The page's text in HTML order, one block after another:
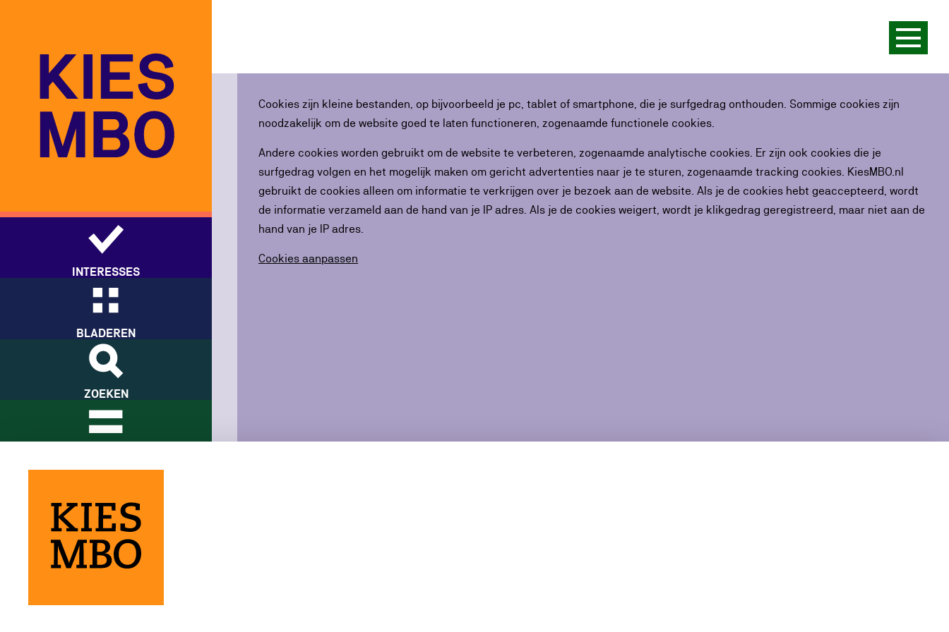
INTERESSES
BLADEREN
ZOEKEN
ONTDEKKEN
Cookies zijn kleine bestanden, op bijvoorbeeld je pc, tablet of smartphone, die je surfgedrag onthouden. Sommige cookies zijn
noodzakelijk om de website goed te laten functioneren, zogenaamde functionele cookies.
Andere cookies worden gebruikt om de website te verbeteren, zogenaamde analytische cookies. Er zijn ook cookies die je
surfgedrag volgen en het mogelijk maken om gericht advertenties naar je te sturen, zogenaamde tracking cookies. KiesMBO.nl
gebruikt de cookies alleen om informatie te verkrijgen over je bezoek aan de website. Als je de cookies hebt geaccepteerd, wordt
de informatie verzameld aan de hand van je IP adres. Als je de cookies weigert, wordt je klikgedrag geregistreerd, maar niet aan de
hand van je IP adres.
Cookies aanpassen